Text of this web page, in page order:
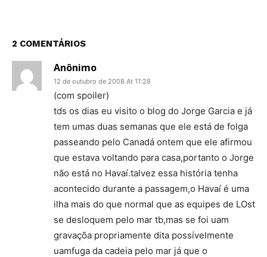
2 COMENTÁRIOS
Anônimo
12 de outubro de 2008 At 11:28
(com spoiler)
tds os dias eu visito o blog do Jorge Garcia e já
tem umas duas semanas que ele está de folga
passeando pelo Canadá ontem que ele afirmou
que estava voltando para casa,portanto o Jorge
não está no Havaí.talvez essa história tenha
acontecido durante a passagem,o Havaí é uma
ilha mais do que normal que as equipes de LOst
se desloquem pelo mar tb,mas se foi uam
gravaçõa propriamente dita possívelmente
uamfuga da cadeia pelo mar já que o